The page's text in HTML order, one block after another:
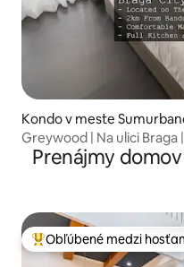
Kondo v meste
Greywood | Na ulici
Prenájmy
Najobľúbenejšie medzi
Obľúbené medzi